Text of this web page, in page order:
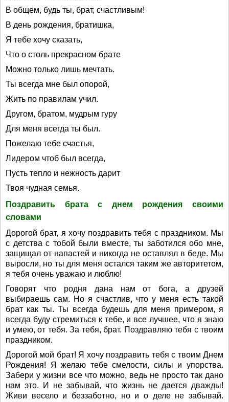
В общем, будь ты, брат, счастливым!
В день рождения, братишка,
Я тебе хочу сказать,
Что о столь прекрасном брате
Можно только лишь мечтать.
Ты всегда мне был опорой,
Жить по правилам учил.
Другом, братом, мудрым гуру
Для меня всегда ты был.
Пожелаю тебе счастья,
Лидером чтоб был всегда,
Пусть тепло и нежность дарит
Твоя чудная семья.
Поздравить брата с днем рождения своими
словами
Дорогой брат, я хочу поздравить тебя с праздником. Мы
с детства с тобой были вместе, ты заботился обо мне,
защищал от напастей и никогда не оставлял в беде. Мы
выросли, но ты для меня остался таким же авторитетом,
я тебя очень уважаю и люблю!
Говорят что родня дана нам от бога, а друзей
выбираешь сам. Но я счастлив, что у меня есть такой
брат как ты. Ты всегда будешь для меня примером, я
всегда буду стремиться к тебе, и все лучшее, что я знаю
и умею, от тебя. За тебя, брат. Поздравляю тебя с твоим
праздником.
Дорогой мой брат! Я хочу поздравить тебя с твоим Днем
Рождения! Я желаю тебе смелости, силы и упорства.
Забери у жизни все что можно, ведь не просто так дано
нам это. И не забывай, что жизнь не дается дважды!
Живи весело и беззаботно, но и о деле не забывай.